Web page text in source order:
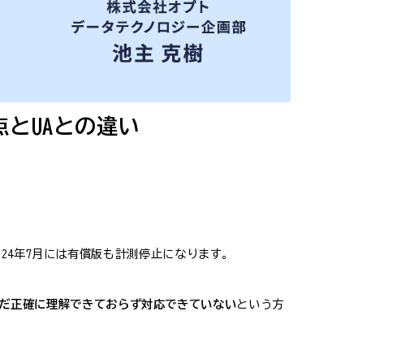
UAとの違い
年7月には有償版も計測停止になります。
正確に理解できておらず対応できていないという方